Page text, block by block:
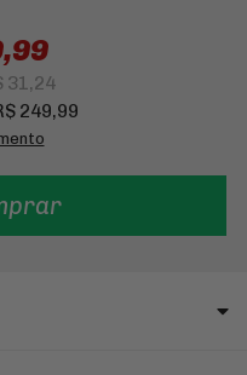
31,24
249,99